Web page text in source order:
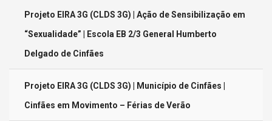
Projeto EIRA 3G (CLDS 3G) | Ação de Sensibilização em
“Sexualidade” | Escola EB 2/3 General Humberto
Delgado de Cinfães
Projeto EIRA 3G (CLDS 3G) | Município de Cinfães |
Cinfães em Movimento – Férias de Verão